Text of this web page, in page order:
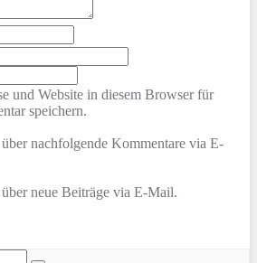
und Website in diesem Browser für
speichern.
nachfolgende Kommentare via E-
neue Beiträge via E-Mail.